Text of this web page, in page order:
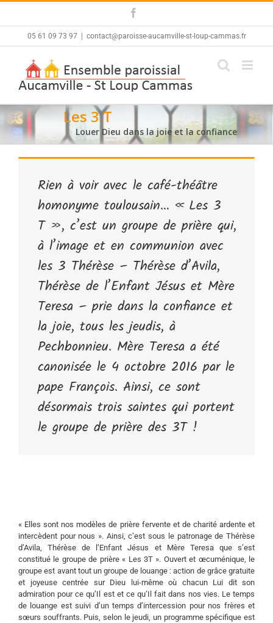
content
05 61 09 73 97 contact@paroisse-aucamville-st-loup-cammas.fr
Louer Dieu dans la joie et la confiance
Les 3 T
Rien à voir avec le café-théâtre
homonyme toulousain… « Les 3
T », c’est un groupe de prière qui,
à l’image et en communion avec
les 3 Thérèse – Thérèse d’Avila,
Thérèse de l’Enfant Jésus et Mère
Teresa – prie dans la confiance et
la joie, tous les jeudis, à
Pechbonnieu. Mère Teresa a été
canonisée le 4 octobre 2016 par le
pape François. Ainsi, ce sont
désormais trois saintes qui portent
le groupe de prière des 3T !
« Elles sont nos modèles de prière fervente et de charité ardente et
intercèdent pour nous ». Ainsi, c’est sous le patronage de Thérèse
d’Avila, Thérèse de l’Enfant Jésus et Mère Teresa que s’est
constitué le groupe de prière « Les 3T ». Ouvert et œcuménique, le
groupe est avant tout un groupe de louange : action de grâce gratuite
et joyeuse centrée sur Dieu lui-même où chacun Lui dit son
admiration pour ce qu’Il est et ce qu’Il fait dans nos vies. Le temps
de louange est suivi d’un temps d’intercession pour nos frères et
sœurs souffrants. Puis, selon le jeudi, un programme spécifique est